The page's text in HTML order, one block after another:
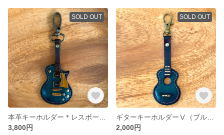
SOLD OUT
3,800円
SOLD OUT
2,000円